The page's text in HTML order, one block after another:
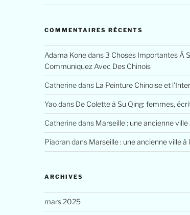
COMMENTAIRES RÉCENTS
Adama Konedans3 Choses Importantes À
Communiquez Avec Des Chinois
Catherinedans La Peinture Chinoise et
Yaodans De Colette à Su Qing: femmes,
Catherinedans Marseille : une ancienne
Piaoran dans Marseille : une ancienne ville
ARCHIVES
mars 2025